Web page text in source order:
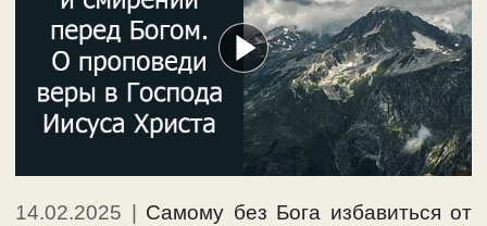
14.02.2025 | Самому без Бога избавиться от